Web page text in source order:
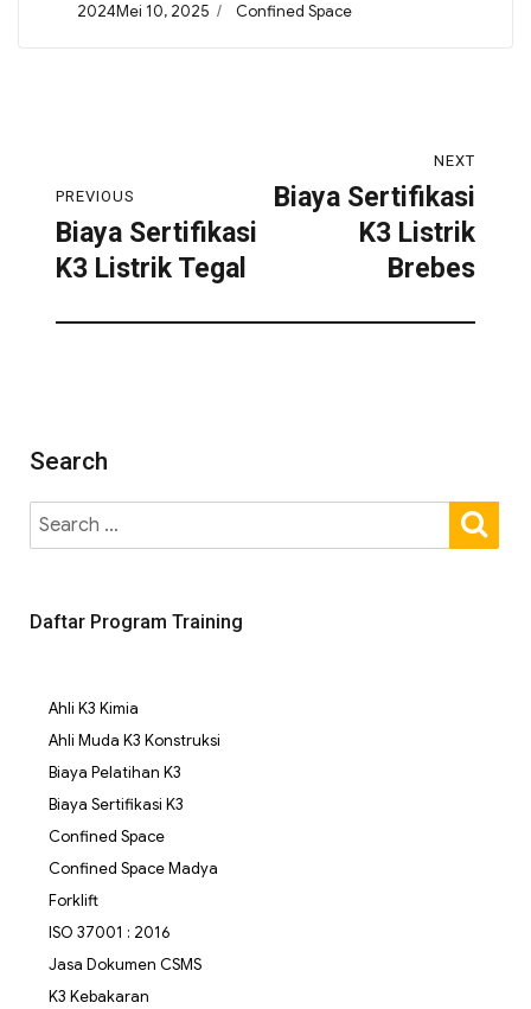
2024Mei 10, 2025
Confined Space
PREVIOUS
Biaya Sertifikasi
K3 Listrik Tegal
NEXT
Biaya Sertifikasi
K3 Listrik
Brebes
Search
Daftar Program Training
Ahli K3 Kimia
Ahli Muda K3 Konstruksi
Biaya Pelatihan K3
Biaya Sertifikasi K3
Confined Space
Confined Space Madya
Forklift
ISO 37001 : 2016
Jasa Dokumen CSMS
K3 Kebakaran